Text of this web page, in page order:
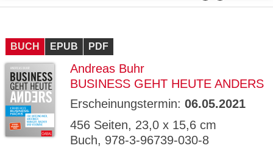
BUCH EPUB PDF
Andreas Buhr
BUSINESS GEHT HEUTE ANDERS
Erscheinungstermin: 06.05.2021
456 Seiten, 23,0 x 15,6 cm
Buch, 978-3-96739-030-8
Name Zweck
ESSION
_ID
verlag.
de
Session verwendet
GV_CO
OKIES
gabal-
Speichert den Zustimmungsstatus des
Domäne.
ge
T
P